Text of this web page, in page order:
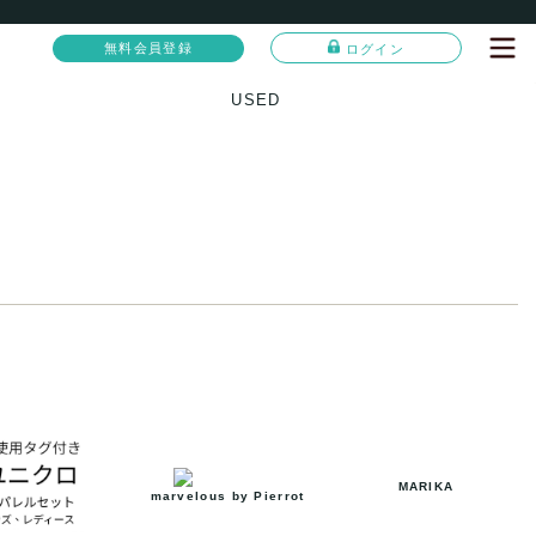
無料会員登録 ログイン
USED
marvelous by Pierrot
MARIKA